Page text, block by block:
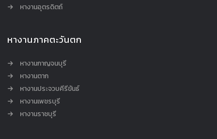
หางานอุตรดิตถ์
หางานภาคตะวันตก
หางานกาญจนบุรี
หางานตาก
หางานประจวบคีรีขันธ์
หางานเพชรบุรี
หางานราชบุรี